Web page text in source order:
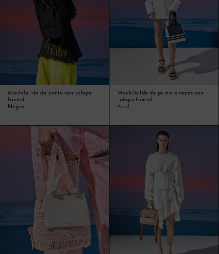
Mochila Ida de punto con solapa
frontal
Negro
Mochila Ida de punto a rayas con
solapa frontal
Azul